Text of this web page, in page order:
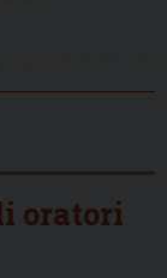
oratori